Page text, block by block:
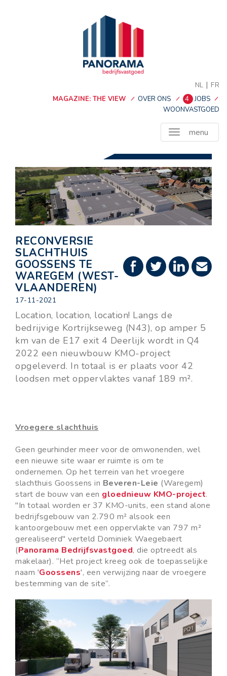
NL | FR
MAGAZINE: THE VIEW
OVER ONS 4 JOBS
WOONVASTGOED
menu
RECONVERSIE
SLACHTHUIS
GOOSSENS TE
WAREGEM (WEST-
VLAANDEREN)
17-11-2021
Location, location, location! Langs de
bedrijvige Kortrijkseweg (N43), op amper 5
km van de E17 exit 4 Deerlijk wordt in Q4
2022 een nieuwbouw KMO-project
opgeleverd. In totaal is er plaats voor 42
loodsen met oppervlaktes vanaf 189 m².
Vroegere slachthuis
Geen geurhinder meer voor de omwonenden, wel
een nieuwe site waar er ruimte is om te
ondernemen. Op het terrein van het vroegere
slachthuis Goossens in Beveren-Leie (Waregem)
start de bouw van een gloednieuw KMO-project.
"In totaal worden er 37 KMO-units, een stand alone
bedrijfsgebouw van 2.790 m² alsook een
kantoorgebouw met een oppervlakte van 797 m²
gerealiseerd" verteld Dominiek Waegebaert
(Panorama Bedrijfsvastgoed, die optreedt als
makelaar). “Het project kreeg ook de toepasselijke
naam 'Goossens', een verwijzing naar de vroegere
bestemming van de site”.